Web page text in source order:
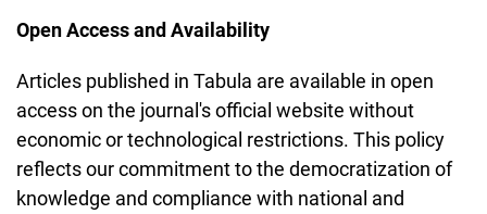
Open Access and Availability
Articles published in Tabula are available in open
access on the journal's official website without
economic or technological restrictions. This policy
reflects our commitment to the democratization of
knowledge and compliance with national and